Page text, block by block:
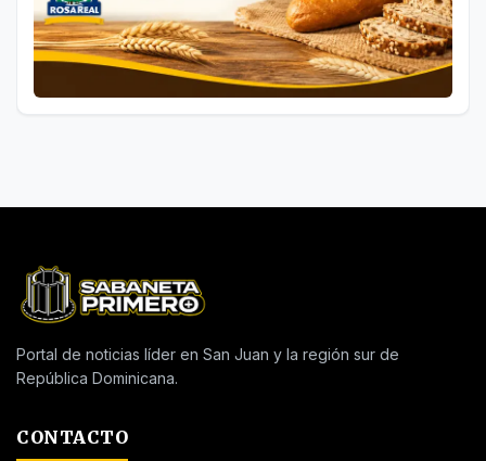
Portal de noticias líder en San Juan y la región sur de
República Dominicana.
CONTACTO